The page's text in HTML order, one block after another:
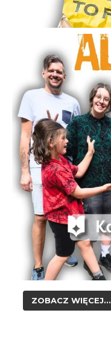
ZOBACZ WIĘCEJ...